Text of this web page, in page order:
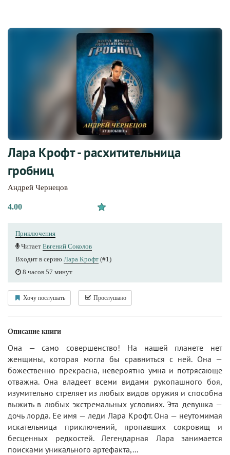
Лара Крофт - расхитительница
гробниц
Андрей Чернецов
4.00
Приключения
Читает Евгений Соколов
Входит в серию Лара Крофт (#1)
8 часов 57 минут
Хочу послушать Прослушано
Описание книги
Она — само совершенство! На нашей планете нет
женщины, которая могла бы сравниться с ней. Она —
божественно прекрасна, невероятно умна и потрясающе
отважна. Она владеет всеми видами рукопашного боя,
изумительно стреляет из любых видов оружия и способна
выжить в любых экстремальных условиях. Эта девушка —
дочь лорда. Ее имя — леди Лара Крофт. Она — неутомимая
искательница приключений, пропавших сокровищ и
бесценных редкостей. Легендарная Лара занимается
поисками уникального артефакта,...